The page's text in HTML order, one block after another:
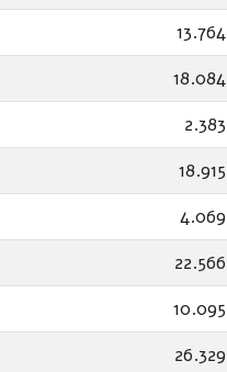
13.764
18.084
2.383
18.915
4.069
22.566
10.095
26.329